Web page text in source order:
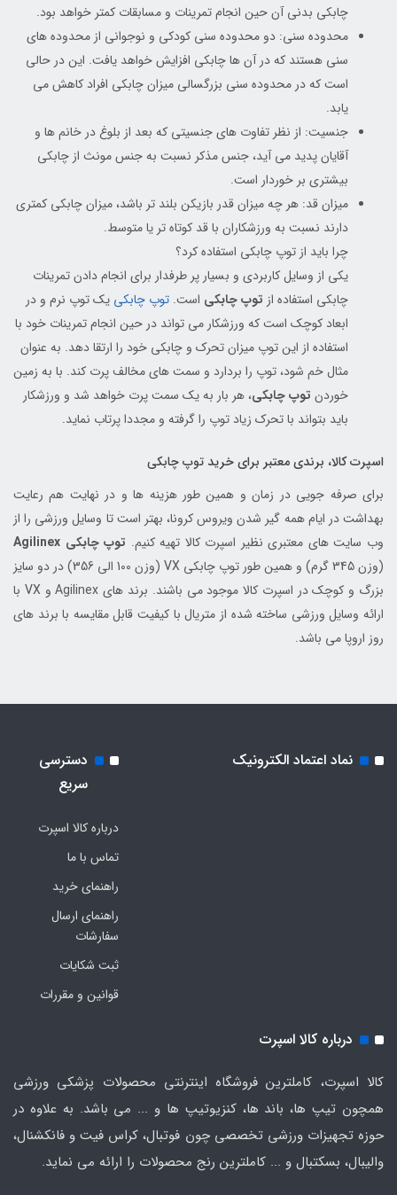
چابکی بدنی آن حین انجام تمرینات و مسابقات کمتر خواهد بود.
محدوده سنی: دو محدوده سنی کودکی و نوجوانی از محدوده های
سنی هستند که در آن ها چابکی افزایش خواهد یافت. این در حالی
است که در محدوده سنی بزرگسالی میزان چابکی افراد کاهش می
یابد.
جنسیت: از نظر تفاوت های جنسیتی که بعد از بلوغ در خانم ها و
آقایان پدید می آید، جنس مذکر نسبت به جنس مونث از چابکی
بیشتری بر خوردار است.
میزان قد: هر چه میزان قدر بازیکن بلند تر باشد، میزان چابکی کمتری
دارند نسبت به ورزشکاران با قد کوتاه تر یا متوسط.
چرا باید از توپ چابکی استفاده کرد؟
یکی از وسایل کاربردی و بسیار پر طرفدار برای انجام دادن تمرینات
چابکی استفاده از توپ چابکی است. توپ چابکی یک توپ نرم و در
ابعاد کوچک است که ورزشکار می تواند در حین انجام تمرینات خود با
استفاده از این توپ میزان تحرک و چابکی خود را ارتقا دهد. به عنوان
مثال خم شود، توپ را بردارد و سمت های مخالف پرت کند. با به زمین
خوردن توپ چابکی، هر بار به یک سمت پرت خواهد شد و ورزشکار
باید بتواند با تحرک زیاد توپ را گرفته و مجددا پرتاب نماید.
اسپرت کالا، برندی معتبر برای خرید توپ چابکی
برای صرفه جویی در زمان و همین طور هزینه ها و در نهایت هم رعایت
بهداشت در ایام همه گیر شدن ویروس کرونا، بهتر است تا وسایل ورزشی را از
وب سایت های معتبری نظیر اسپرت کالا تهیه کنیم. توپ چابکی Agilinex
(وزن 345 گرم) و همین طور توپ چابکی VX (وزن 100 الی 356) در دو سایز
بزرگ و کوچک در اسپرت کالا موجود می باشند. برند های Agilinex و VX با
ارائه وسایل ورزشی ساخته شده از متریال با کیفیت قابل مقایسه با برند های
روز اروپا می باشد.
نماد اعتماد الکترونیک
دسترسی
سریع
درباره کالا اسپرت
تماس با ما
راهنمای خرید
راهنمای ارسال
سفارشات
ثبت شکایات
قوانین و مقررات
درباره کالا اسپرت
کالا اسپرت، کاملترین فروشگاه اینترنتی محصولات پزشکی ورزشی
همچون تیپ ها، باند ها، کنزیوتیپ ها و ... می باشد. به علاوه در
حوزه تجهیزات ورزشی تخصصی چون فوتبال، کراس فیت و فانکشنال،
والیبال، بسکتبال و ... کاملترین رنج محصولات را ارائه می نماید.